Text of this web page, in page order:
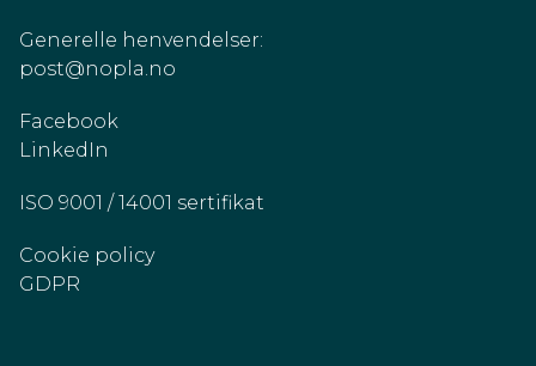
Generelle henvendelser:
post@nopla.no
Facebook
LinkedIn
ISO 9001 / 14001 sertifikat
Cookie policy
GDPR